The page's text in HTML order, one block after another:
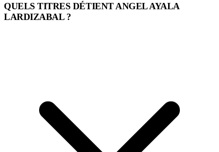
QUELS TITRES DÉTIENT ANGEL AYALA
LARDIZABAL ?